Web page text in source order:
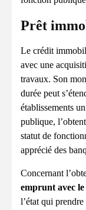
Prêt
Le crédit
avec une
travaux. Son
durée peut
établissements
publique,
statut de
apprécié des
Concernant
emprunt avec
l’état qui